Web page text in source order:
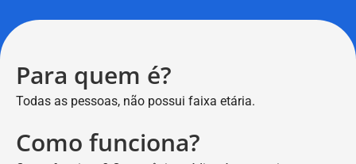
Para quem é?
Todas as pessoas, não possui faixa etária.
Como funciona?